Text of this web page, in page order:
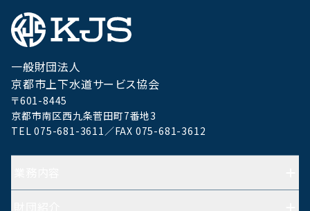
一般財団法人
京都市上下水道サービス協会
〒601-8445
京都市南区西九条菅田町7番地3
TEL 075-681-3611／FAX 075-681-3612